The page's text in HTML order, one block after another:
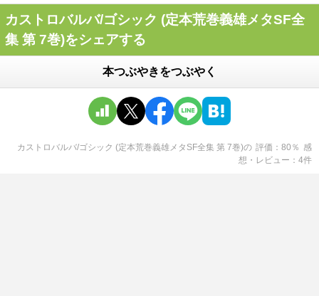
カストロバルバ/ゴシック (定本荒巻義雄メタSF全
集 第 7巻)をシェアする
本つぶやきをつぶやく
カストロバルバ/ゴシック (定本荒巻義雄メタSF全集 第 7巻)の 評価 80 ％ 感
想・レビュー
4件